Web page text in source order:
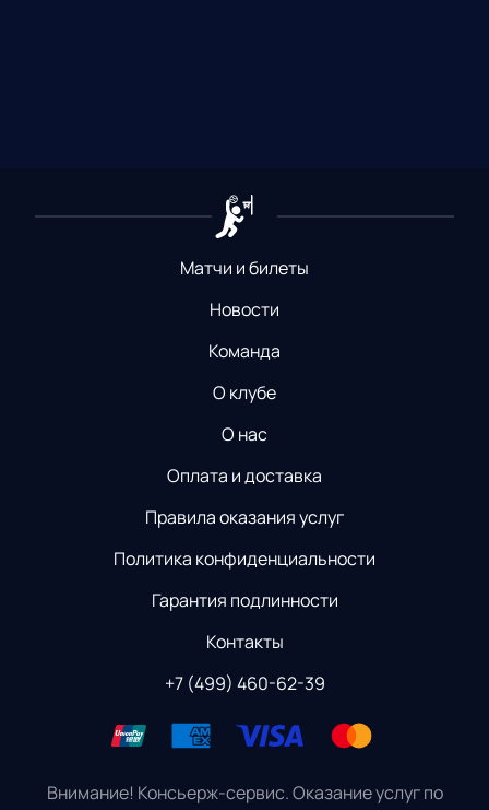
Матчи и билеты
Новости
Команда
О клубе
О нас
Оплата и доставка
Правила оказания услуг
Политика конфиденциальности
Гарантия подлинности
Контакты
+7 (499) 460-62-39
Внимание! Консьерж-сервис. Оказание услуг по